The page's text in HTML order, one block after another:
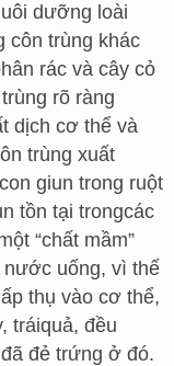
dưỡng loài
côn trùng khác
rác và cây cỏ
rõ ràng
dịch cơ thể và
trùng xuất
giun trong ruột
tồn tại trongcác
“chất mầm”
nước uống, vì thế
thụ vào cơ thể,
tráiquả, đều
đẻ trứng ở đó.